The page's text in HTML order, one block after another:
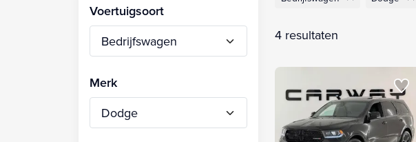
Voertuigsoort
Merk
4 resultaten